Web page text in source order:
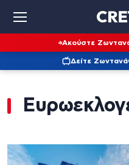
Ακούστε
Δείτε Ζωντανά